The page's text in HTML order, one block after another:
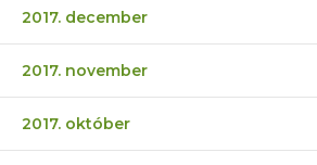
2017. december
2017. november
2017. október